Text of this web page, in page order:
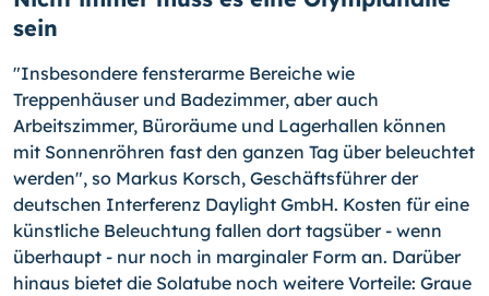
sein
"Insbesondere fensterarme Bereiche wie
Treppenhäuser und Badezimmer, aber auch
Arbeitszimmer, Büroräume und Lagerhallen können
mit Sonnenröhren fast den ganzen Tag über beleuchtet
werden", so Markus Korsch, Geschäftsführer der
deutschen Interferenz Daylight GmbH. Kosten für eine
künstliche Beleuchtung fallen dort tagsüber - wenn
überhaupt - nur noch in marginaler Form an. Darüber
hinaus bietet die Solatube noch weitere Vorteile: Graue